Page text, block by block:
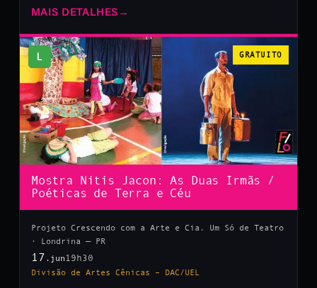
MAIS DETALHES →
L GRATUITO
Mostra Nitis Jacon: As Duas Irmãs /
Poéticas de Terra e Céu
Projeto Crescendo com a Arte e Cia. Um Só de Teatro
· Londrina — PR
17 .jun 19h30
Divisão de Artes Cênicas – DAC/UEL